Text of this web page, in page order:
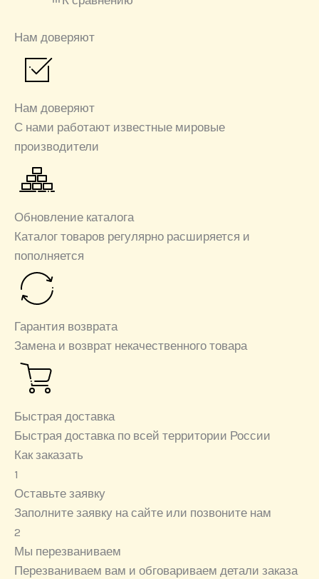
Нам доверяют
Нам доверяют
С нами работают известные мировые
производители
Обновление каталога
Каталог товаров регулярно расширяется и
пополняется
Гарантия возврата
Замена и возврат некачественного товара
Быстрая доставка
Быстрая доставка по всей территории России
Как заказать
1
Оставьте заявку
Заполните заявку на сайте или позвоните нам
2
Мы перезваниваем
Перезваниваем вам и обговариваем детали заказа